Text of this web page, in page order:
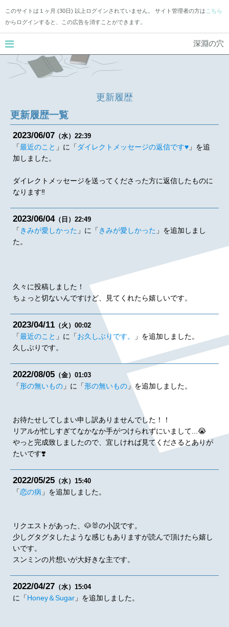
このサイトは１ヶ月 (30日) 以上ログインされていません。 サイト管理者の方は こちら
からログインすると、この広告を消すことができます。
深淵の穴
更新履歴
更新履歴一覧
2023 06 07 （水） 22:39
「最近のこと 」に「 ダイレクトメッセージの返信です♥️ 」を追
加しました。
ダイレクトメッセージを送ってくださった方に返信したものに
なります‼️
2023 06 04（日） 22:49
「 きみが愛しかった 」に「 きみが愛しかった 」を追加しまし
た。
久々に投稿しました！
ちょっと切ないんですけど、見てくれたら嬉しいです。
2023 04 11 （火） 00:02
「最近のこと 」に「お久しぶりです。
」を追加しました。
久しぶりです。
2022 08 05 （金） 01:03
「形の無いもの 」に「形の無いもの 」を追加しました。
お待たせしてしまい申し訳ありませんでした！！
リアルが忙しすぎてなかなか手がつけられずにいまして...😭
やっと完成致しましたので、宜しければ見てくださるとありが
たいです❣️
2022 05 25 （水） 15:40
「恋の病 」を追加しました。
リクエストがあった、🐶🐰の小説です。
少しグタグタしたような感じもありますが読んで頂けたら嬉し
いです。
スンミンの片想いが大好きな主です。
2022 04 27 （水） 15:04
に「Honey＆Sugar 」を追加しました。